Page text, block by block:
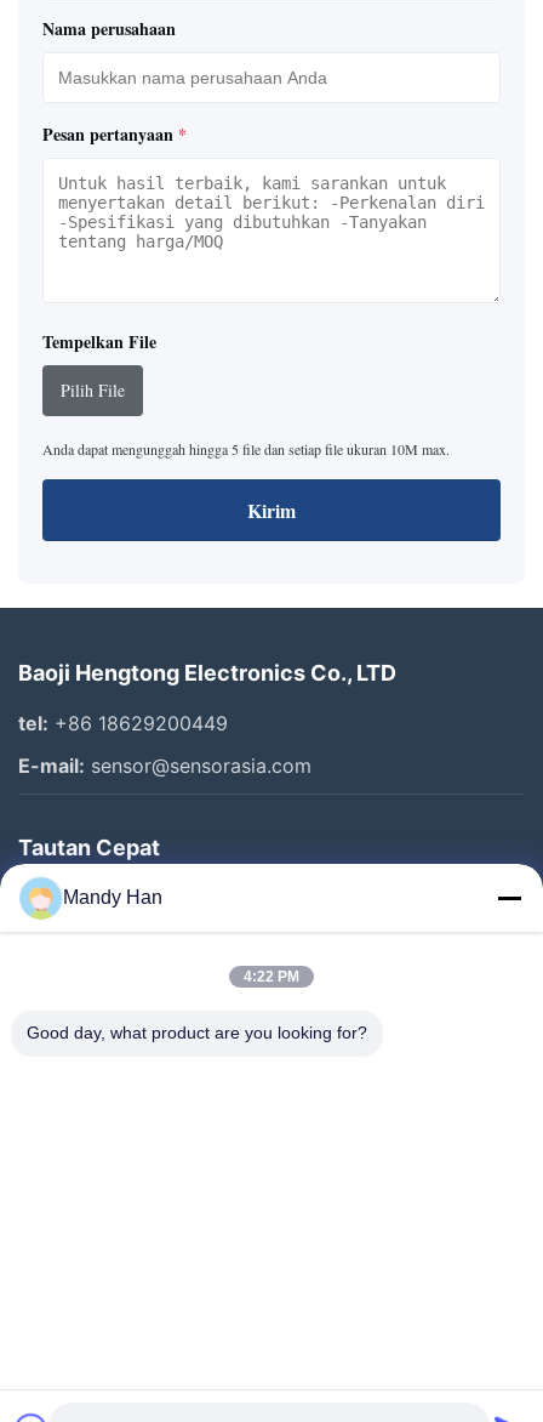
Nama perusahaan
Pesan pertanyaan *
Tempelkan File
Pilih File
Anda dapat mengunggah hingga 5 file dan setiap file ukuran 10M max.
Kirim
Baoji Hengtong Electronics Co., LTD
tel: +86 18629200449
E-mail: sensor@sensorasia.com
Tautan Cepat
Rumah
Produk
Tentang Kami
Mandy Han
4:22 PM
Good day, what product are you looking for?